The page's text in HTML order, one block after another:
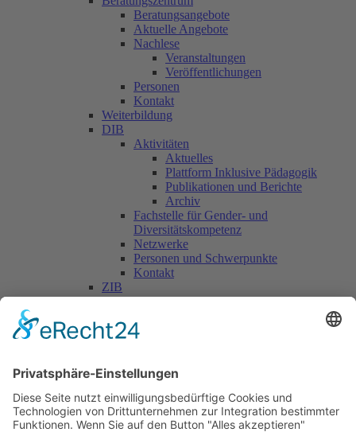
Beratungsangebote
Aktuelle Angebote
Nachlese
Veranstaltungen
Veröffentlichungen
Personen
Kontakt
Weiterbildung
DIB
Aktivitäten
Aktuelles
Plattform Inklusive Pädagogik
Publikationen und Berichte
Archiv
Fachstelle für Gender- und
Diversitätskompetenz
Netzwerke
Personen und Schwerpunkte
Kontakt
ZIB
Päd. Praktische Studien
Personen
Nationale Kooperationen
L.E.V.
Nachlese